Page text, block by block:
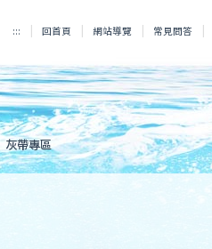
::: 回首頁 網站導覽 常見問答
灰帶專區